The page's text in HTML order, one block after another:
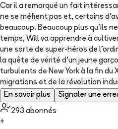
Car il a remarqué un fait
ne se méfient pas et, certains
beaucoup. Beaucoup plus qu'ils
temps, Will va apprendre à
une sorte de super-héros de
la quête de vérité d'un jeune
turbulents de New York à la fin du
migrations et de la révolution
En savoir plus
Signaler une
293 abonnés
+